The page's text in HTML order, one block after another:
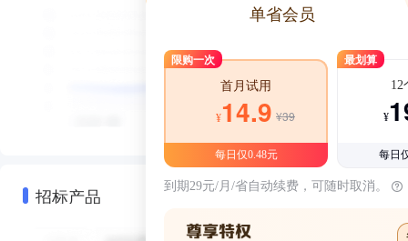
招标产品
单省会员
限购一次
首月试用
¥14.9 ¥39
每日仅0.48元
最划算
12
¥
每日
到期29元/月/省自动续费，可随时取消。